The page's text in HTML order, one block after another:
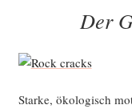
reae-
er-
Der
Star­ke, öko­lo­gisch